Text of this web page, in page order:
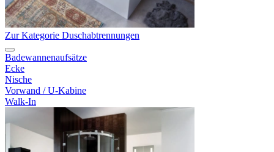
Zur Kategorie Duschabtrennungen
Badewannenaufsätze
Ecke
Nische
Vorwand / U-Kabine
Walk-In